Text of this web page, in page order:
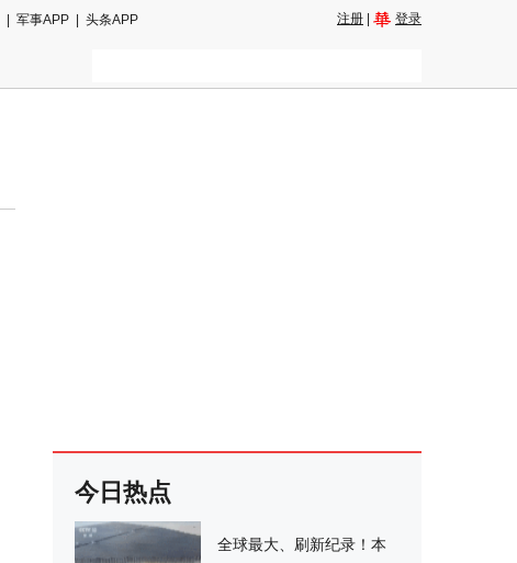
军事APP 头条APP 注册 登录
今日热点
全球最大、刷新纪录！本